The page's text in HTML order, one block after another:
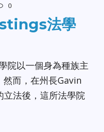
0
法學
院以一個身為種族主
而，在州長Gavin
法後，這所法學院